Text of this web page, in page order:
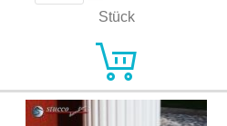
Stück